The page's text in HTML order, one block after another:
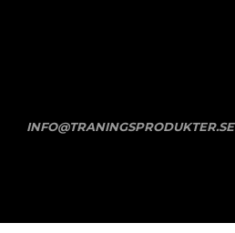
INFO@TRANINGSPRODUKTER.SE